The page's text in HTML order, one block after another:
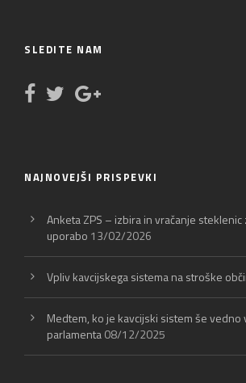
SLEDITE NAM
NAJNOVEJŠI PRISPEVKI
Anketa ZPS – izbira in vračanje
uporabo 13/02/2026
Vpliv kavcijskega sistema na stroške
Medtem, ko je kavcijski sistem še vedno
parlamenta08/12/2025